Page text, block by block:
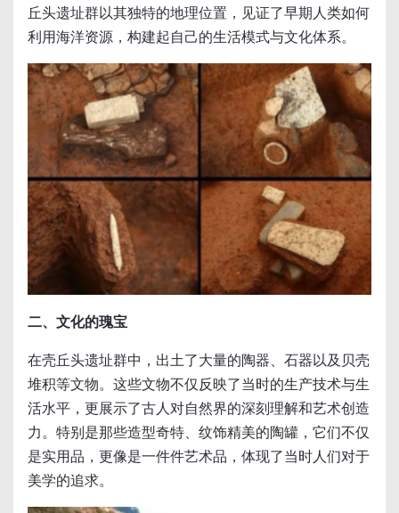
丘头遗址群以其独特的地理位置，见证了早期人类如何
利用海洋资源，构建起自己的生活模式与文化体系。
二、文化的瑰宝
在壳丘头遗址群中，出土了大量的陶器、石器以及贝壳
堆积等文物。这些文物不仅反映了当时的生产技术与生
活水平，更展示了古人对自然界的深刻理解和艺术创造
力。特别是那些造型奇特、纹饰精美的陶罐，它们不仅
是实用品，更像是一件件艺术品，体现了当时人们对于
美学的追求。